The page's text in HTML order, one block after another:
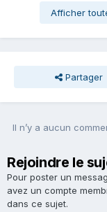
Afficher
Partager
Il n’y a aucun
Rejoindre le
Pour poster un
avez un compte
dans ce sujet.